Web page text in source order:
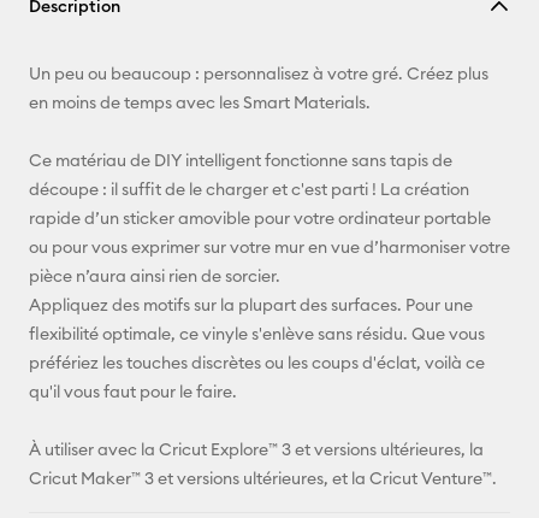
E-mail
Facebook
Description
Un peu ou beaucoup : personnalisez à votre gré. Créez plus
en moins de temps avec les Smart Materials.
Ce matériau de DIY intelligent fonctionne sans tapis de
découpe : il suffit de le charger et c'est parti ! La création
rapide d’un sticker amovible pour votre ordinateur portable
ou pour vous exprimer sur votre mur en vue d’harmoniser votre
pièce n’aura ainsi rien de sorcier.
Appliquez des motifs sur la plupart des surfaces. Pour une
flexibilité optimale, ce vinyle s'enlève sans résidu. Que vous
préfériez les touches discrètes ou les coups d'éclat, voilà ce
qu'il vous faut pour le faire.
À utiliser avec la Cricut Explore™ 3 et versions ultérieures, la
Cricut Maker™ 3 et versions ultérieures, et la Cricut Venture™.